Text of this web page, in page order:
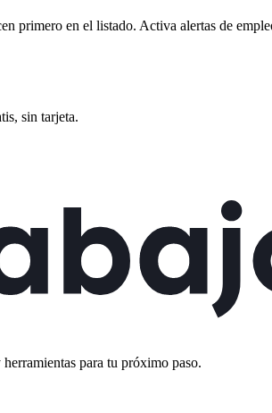
primero en el listado. Activa alertas de
sin tarjeta.
para tu próximo paso.